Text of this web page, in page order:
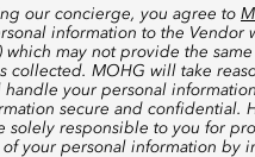
our concierge, you agree to
information to the
may not provide the
collected. MOHG will take
your personal
secure and confidential.
solely responsible to you for
of your personal information by